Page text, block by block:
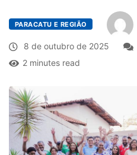
PARACATU E REGIÃO
8 de outubro de 2025
2 minutes read